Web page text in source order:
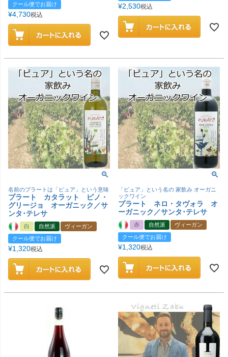
クール便でお届け
¥4,730税込
¥2,530税込
名前のプラートは「ピュア」という意味
プラート カタラット ピノ・
グリージョ オーガニック／サ
ンタ･テレサ
白 自然派
ヴィーガン
クール便でお届け
¥1,320税込
「ピュア」という名の 家飲み オーガニ
ックワイン
プラート ネロ・タヴォラ オ
ーガニック／サンタ･テレサ
赤 自然派
ヴィーガン
クール便でお届け
¥1,320税込